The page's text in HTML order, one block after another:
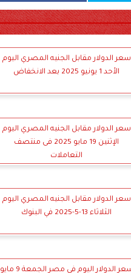
سعر الدولار مقابل الجنيه المصري اليوم
الأحد 1 يونيو 2025 بعد الانخفاض
سعر الدولار مقابل الجنيه المصري اليوم
الإثنين 19 مايو 2025 فى منتصف
التعاملات
سعر الدولار مقابل الجنيه المصري اليوم
الثلاثاء 13-5-2025 في البنوك
سعر الدولار اليوم في مصر الجمعة 9 مايو